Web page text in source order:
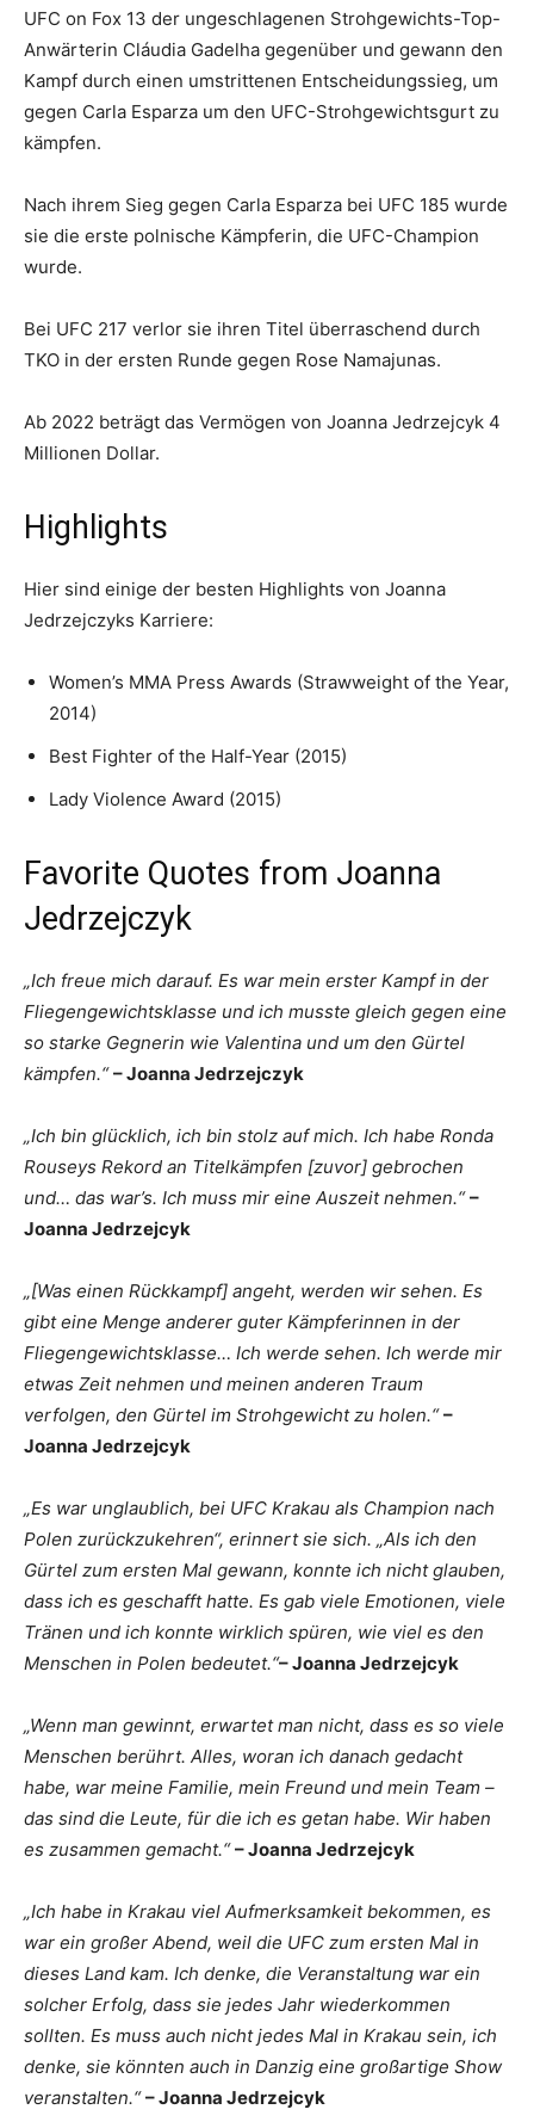
UFC on Fox 13 der ungeschlagenen Strohgewichts-Top-
Anwärterin Cláudia Gadelha gegenüber und gewann den
Kampf durch einen umstrittenen Entscheidungssieg, um
gegen Carla Esparza um den UFC-Strohgewichtsgurt zu
kämpfen.
Nach ihrem Sieg gegen Carla Esparza bei UFC 185 wurde
sie die erste polnische Kämpferin, die UFC-Champion
wurde.
Bei UFC 217 verlor sie ihren Titel überraschend durch
TKO in der ersten Runde gegen Rose Namajunas.
Ab 2022 beträgt das Vermögen von Joanna Jedrzejcyk 4
Millionen Dollar.
Highlights
Hier sind einige der besten Highlights von Joanna
Jedrzejczyks Karriere:
Women’s MMA Press Awards (Strawweight of the Year,
2014)
Best Fighter of the Half-Year (2015)
Lady Violence Award (2015)
Favorite Quotes from Joanna
Jedrzejczyk
„Ich freue mich darauf. Es war mein erster Kampf in der
Fliegengewichtsklasse und ich musste gleich gegen eine
so starke Gegnerin wie Valentina und um den Gürtel
kämpfen.“ – Joanna Jedrzejczyk
„Ich bin glücklich, ich bin stolz auf mich. Ich habe Ronda
Rouseys Rekord an Titelkämpfen [zuvor] gebrochen
und… das war’s. Ich muss mir eine Auszeit nehmen.“ –
Joanna Jedrzejcyk
„[Was einen Rückkampf] angeht, werden wir sehen. Es
gibt eine Menge anderer guter Kämpferinnen in der
Fliegengewichtsklasse… Ich werde sehen. Ich werde mir
etwas Zeit nehmen und meinen anderen Traum
verfolgen, den Gürtel im Strohgewicht zu holen.“ –
Joanna Jedrzejcyk
„Es war unglaublich, bei UFC Krakau als Champion nach
Polen zurückzukehren“, erinnert sie sich. „Als ich den
Gürtel zum ersten Mal gewann, konnte ich nicht glauben,
dass ich es geschafft hatte. Es gab viele Emotionen, viele
Tränen und ich konnte wirklich spüren, wie viel es den
Menschen in Polen bedeutet.“– Joanna Jedrzejcyk
„Wenn man gewinnt, erwartet man nicht, dass es so viele
Menschen berührt. Alles, woran ich danach gedacht
habe, war meine Familie, mein Freund und mein Team –
das sind die Leute, für die ich es getan habe. Wir haben
es zusammen gemacht.“ – Joanna Jedrzejcyk
„Ich habe in Krakau viel Aufmerksamkeit bekommen, es
war ein großer Abend, weil die UFC zum ersten Mal in
dieses Land kam. Ich denke, die Veranstaltung war ein
solcher Erfolg, dass sie jedes Jahr wiederkommen
sollten. Es muss auch nicht jedes Mal in Krakau sein, ich
denke, sie könnten auch in Danzig eine großartige Show
veranstalten.“– Joanna Jedrzejcyk